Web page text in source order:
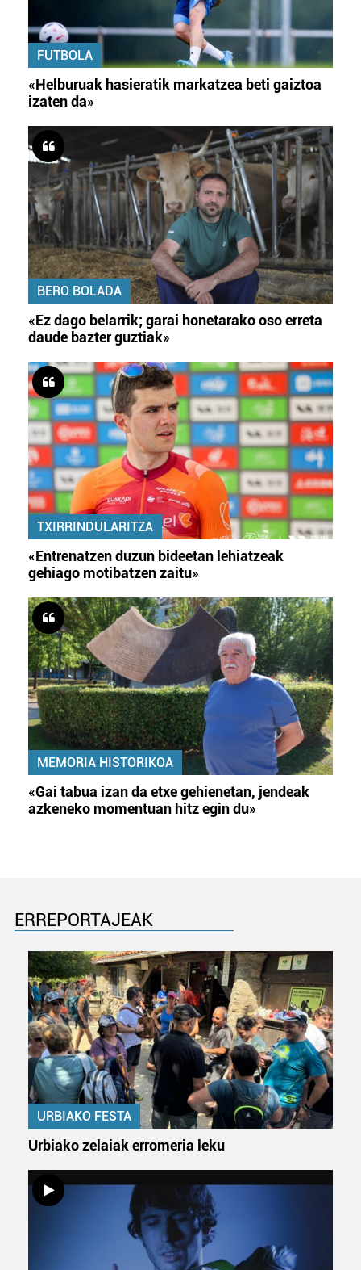
pertsonalizatuak eskaintzeko, iragarkiak eta edukia
neurtzeko, jendeari buruzko informazioa biltzeko eta
produktuak garatzeko. Zure datuak nork eta zertarako
erabiltzen dituen hauta dezakezu.
interes komertzial legitimoetan babesten dira. Ikusi gure
bazkideen zerrenda, beren ustez zein helburutarako
duten interes legitimoa eta horren aurka nola egin
dezakezun ikusteko.
Lortu zure datu pertsonalak prozesatzeko moduari
buruzko informazio gehiago eta ezarri zure lehentasunak
datuen atalean. Edozein unetan alda edo ken dezakezu
zure baimena Cookieen adierazpenean.
Webgune honek cookie propioak eta hirugarrenen cookie-
fitxategiak erabiltzen ditu. Zure esperientzia eta
zerbitzuak hobetzeko asmoz, cookie teknologiaz
baliatzen gara. Ohar hau onartuz gero, teknologia hori
erabiltzeko baimen esplizitua ematen diguzu.
Gehiago
irakurri
FUTBOLA
«Helburuak hasieratik markatzea beti gaiztoa
izaten da»
BERO BOLADA
«Ez dago belarrik; garai honetarako oso erreta
daude bazter guztiak»
TXIRRINDULARITZA
«Entrenatzen duzun bideetan lehiatzeak
gehiago motibatzen zaitu»
MEMORIA HISTORIKOA
«Gai tabua izan da etxe gehienetan, jendeak
azkeneko momentuan hitz egin du»
ERREPORTAJEAK
URBIAKO FESTA
Urbiako zelaiak erromeria leku